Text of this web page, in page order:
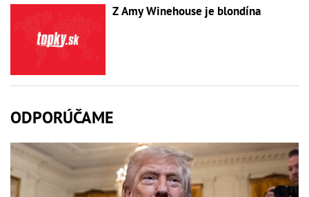
Z Amy Winehouse je blondína
ODPORÚČAME